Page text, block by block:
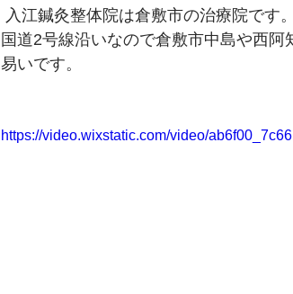
入江鍼灸整体院は倉敷市の治療院です。
国道2号線沿いなので倉敷市中島や西
易いです。
https://video.wixstatic.com/video/